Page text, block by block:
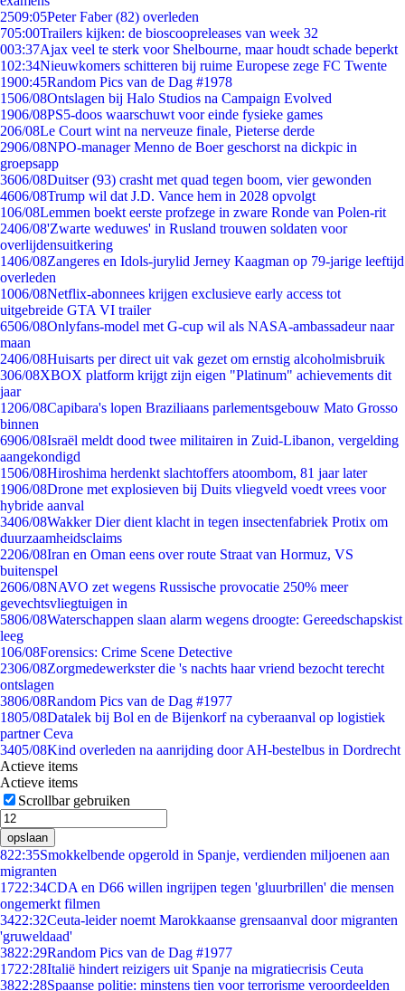
2509:05Peter Faber (82) overleden
705:00Trailers kijken: de bioscoopreleases van week 32
003:37Ajax veel te sterk voor Shelbourne, maar houdt schade beperkt
102:34Nieuwkomers schitteren bij ruime Europese zege FC Twente
1900:45Random Pics van de Dag #1978
1506/08Ontslagen bij Halo Studios na Campaign Evolved
1906/08PS5-doos waarschuwt voor einde fysieke games
206/08Le Court wint na nerveuze finale, Pieterse derde
2906/08NPO-manager Menno de Boer geschorst na dickpic in
groepsapp
3606/08Duitser (93) crasht met quad tegen boom, vier gewonden
4606/08Trump wil dat J.D. Vance hem in 2028 opvolgt
106/08Lemmen boekt eerste profzege in zware Ronde van Polen-rit
2406/08'Zwarte weduwes' in Rusland trouwen soldaten voor
overlijdensuitkering
1406/08Zangeres en Idols-jurylid Jerney Kaagman op 79-jarige leeftijd
overleden
1006/08Netflix-abonnees krijgen exclusieve early access tot
uitgebreide GTA VI trailer
6506/08Onlyfans-model met G-cup wil als NASA-ambassadeur naar
maan
2406/08Huisarts per direct uit vak gezet om ernstig alcoholmisbruik
306/08XBOX platform krijgt zijn eigen "Platinum" achievements dit
jaar
1206/08Capibara's lopen Braziliaans parlementsgebouw Mato Grosso
binnen
6906/08Israël meldt dood twee militairen in Zuid-Libanon, vergelding
aangekondigd
1506/08Hiroshima herdenkt slachtoffers atoombom, 81 jaar later
1906/08Drone met explosieven bij Duits vliegveld voedt vrees voor
hybride aanval
3406/08Wakker Dier dient klacht in tegen insectenfabriek Protix om
duurzaamheidsclaims
2206/08Iran en Oman eens over route Straat van Hormuz, VS
buitenspel
2606/08NAVO zet wegens Russische provocatie 250% meer
gevechtsvliegtuigen in
5806/08Waterschappen slaan alarm wegens droogte: Gereedschapskist
leeg
106/08Forensics: Crime Scene Detective
2306/08Zorgmedewerkster die 's nachts haar vriend bezocht terecht
ontslagen
3806/08Random Pics van de Dag #1977
1805/08Datalek bij Bol en de Bijenkorf na cyberaanval op logistiek
partner Ceva
3405/08Kind overleden na aanrijding door AH-bestelbus in Dordrecht
Actieve items
Actieve items
Scrollbar gebruiken
opslaan
822:35Smokkelbende opgerold in Spanje, verdienden miljoenen aan
migranten
1722:34CDA en D66 willen ingrijpen tegen 'gluurbrillen' die mensen
ongemerkt filmen
3422:32Ceuta-leider noemt Marokkaanse grensaanval door migranten
'gruweldaad'
3822:29Random Pics van de Dag #1977
1722:28Italië hindert reizigers uit Spanje na migratiecrisis Ceuta
3822:28Spaanse politie: minstens tien voor terrorisme veroordeelden